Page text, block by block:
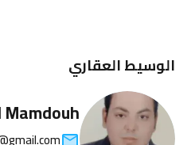
الوسيط العقاري